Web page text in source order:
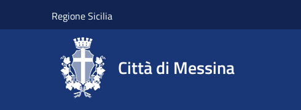
Regione Sicilia
Città di Messina